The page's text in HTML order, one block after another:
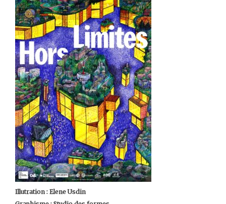
Illutration : Elene Usdin